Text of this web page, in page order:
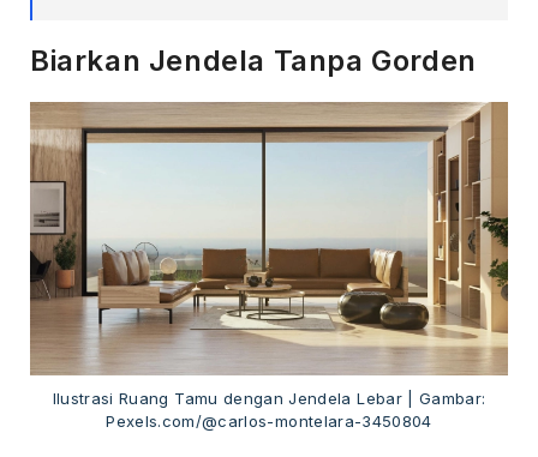
Biarkan Jendela Tanpa Gorden
Ilustrasi Ruang Tamu dengan Jendela Lebar | Gambar:
Pexels.com/@carlos-montelara-3450804